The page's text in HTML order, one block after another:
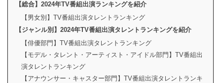
【総合】2024年TV番組出演ランキングを紹介
【男女別】TV番組出演タレントランキング
【ジャンル別】2024年TV番組出演タレントランキングを紹介
【俳優部門】TV番組出演タレントランキング
【モデル・タレント・アーティスト・アイドル部門】TV番組出
演タレントランキング
【アナウンサー・キャスター部門】TV番組出演タレントランキ